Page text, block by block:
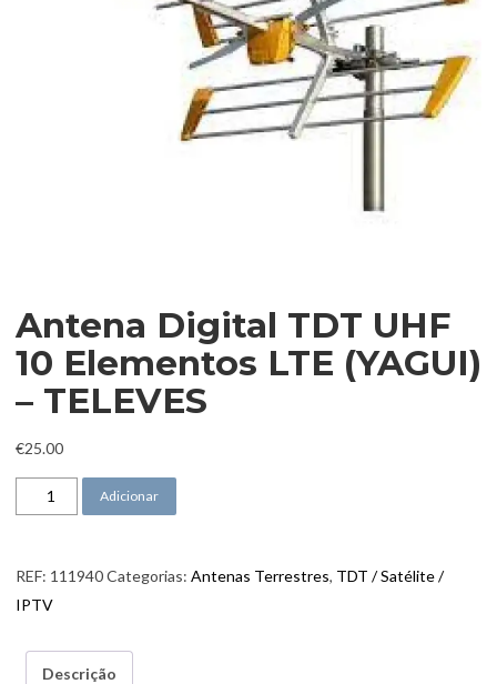
Antena Digital TDT UHF
10 Elementos LTE (YAGUI)
– TELEVES
€25.00
Quantidade de Antena Digital TDT UHF 10 Elementos LTE (YAGUI) -
Adicionar
REF: 111940Categorias: Antenas Terrestres, TDT / Satélite /
IPTV
Descrição